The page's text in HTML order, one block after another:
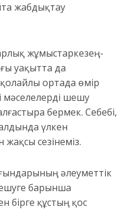
жабдықтау
жұмыстаркезең-
уақытта да
ортада өмір
мәселелерді шешу
бермек. Себебі,
алдында үлкен
жақсы сезінеміз.
әлеуметтік
ге барынша
бірге құстың қос